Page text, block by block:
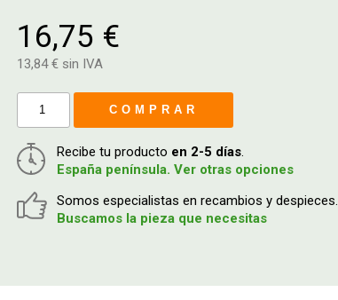
16,75 €
13,84 € sin IVA
COMPRAR
Recibe tu producto en 2-5 días.
España península. Ver otras opciones
Somos especialistas en recambios y despieces.
Buscamos la pieza que necesitas